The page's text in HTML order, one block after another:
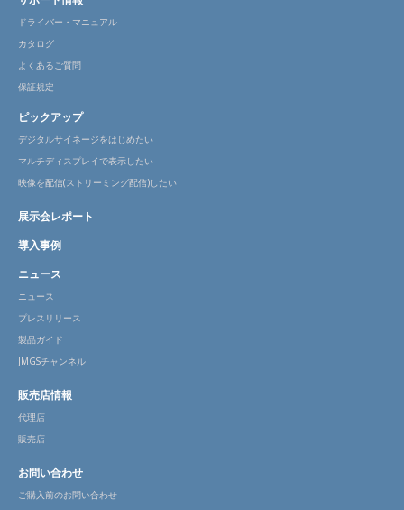
ドライバー・マニュアル
カタログ
よくあるご質問
保証規定
ピックアップ
デジタルサイネージをはじめたい
マルチディスプレイで表示したい
映像を配信(ストリーミング配信)したい
展示会レポート
導入事例
ニュース
ニュース
プレスリリース
製品ガイド
JMGSチャンネル
販売店情報
代理店
販売店
お問い合わせ
ご購入前のお問い合わせ